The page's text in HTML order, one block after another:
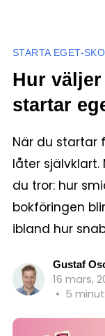
STARTA EGET-
Hur
startar
När du startar
låter
du tror: hur
bokföringen
ibland hur
Gustaf
16 mars,
• 5